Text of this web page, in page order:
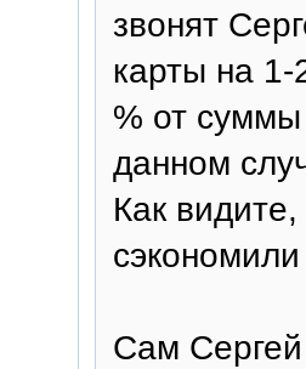
звонят
карты на 1-
% от суммы
данном
Как
Сам Сергей